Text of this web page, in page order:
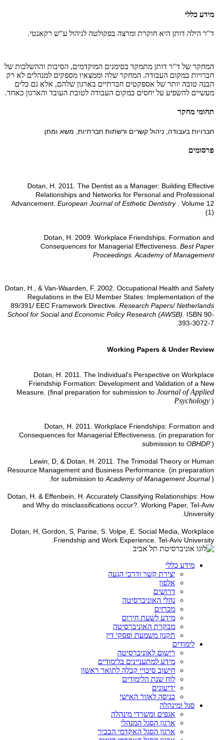
מידע כללי
ד"ר הילה דותן היא חוקרת ומרצה בפקולטה לניהול ע"ש רקאנטי.
המחקר של ד"ר דותן מתמקד בסימנים המוקדמים, הסיבות וההשלכות של
חברויות במקום העבודה. המחקר שלה וממצאיו מספקים למנהלים לא רק
הבנה טובה יותר של אספקטים חברתיים בארגון שלהם, אלא גם כלים
מעשיים להשפיע על יחסים במקום העבודה לטובת העובד והארגון כאחד.
תחומי מחקר
חברויות בעבודה, ניהול קשרים ורשתות חברתיות, משא ומתן
פרסומים
Dotan, H. 2011. The Dentist as a Manager: Building Effective
Relationships and Networks for Personal and Professional
Advancement. European Journal of Esthetic Dentistry . Volume 12
(1)
Dotan, H. 2009. Workplace Friendships: Formation and
Consequences for Managerial Effectiveness. Best Paper
Proceedings. Academy of Management
Dotan, H., & Van-Waarden, F. 2002. Occupational Health and Safety
Regulations in the EU Member States: Implementation of the
89/391/ EEC Framework Directive. Research Papers/ Netherlands
School for Social and Economic Policy Research (AWSB). ISBN 90-
393-3072-7.
Working Papers & Under Review
Dotan, H. 2011. The Individual's Perspective on Workplace
Friendship Formation: Development and Validation of a New
Measure. (final preparation for submission to Journal of Applied
Psychology )
Dotan, H. 2011. Workplace Friendships: Formation and
Consequences for Managerial Effectiveness. (in preparation for
submission to OBHDP)
Lewin, D, & Dotan, H. 2011. The Trimodal Theory or Human
Resource Management and Business Performance. (in preparation
for submission toAcademy of Management Journal).
Dotan, H. & Effenbein, H. Accurately Classifying Relationships: How
and Why do misclassifications occur?. Working Paper, Tel-Aviv
University.
Dotan, H, Gordon, S, Parise, S. Volpe, E. Social Media, Workplace
Friendship and Work Experience. Tel-Aviv University.
מידע כללי
יצירת קשר ודרכי הגעה
אלפון
דרושים
נהלי האוניברסיטה
מכרזים
מידע לשעת חירום
מבקרת האוניברסיטה
תקנון משמעת ופסקי דין
לימודים
רישום לאוניברסיטה
מידע למתעניינים בלימודים
חישוב סיכויי קבלה לתואר ראשון
לוח שנת הלימודים
ידיעונים
כניסה לאזור האישי
סגל ומינהלה
אגפים ומשרדי מינהלה
ארגון הסגל המנהלי
ארגון הסגל האקדמי הבכיר